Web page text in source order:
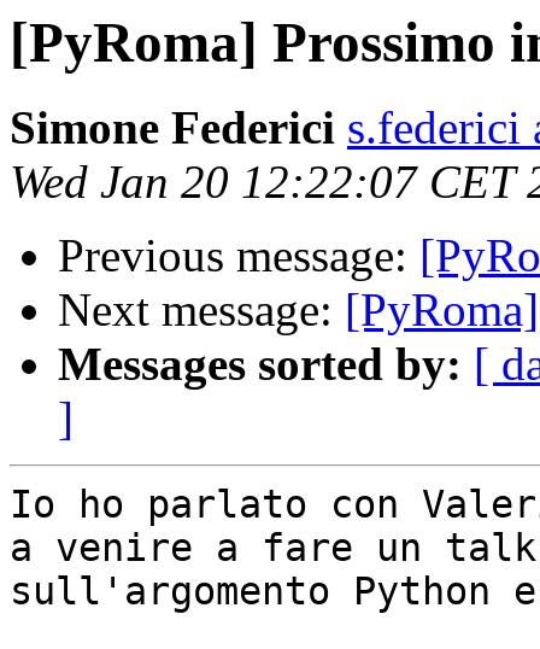
[PyRoma] Prossimo
Simone Federici s.federici
Wed Jan 20 12:22:07 CET
Previous message:
Next message:
Messages sorted by: [
]
Io ho parlato con
a venire a fare un talk
sull'argomento Python